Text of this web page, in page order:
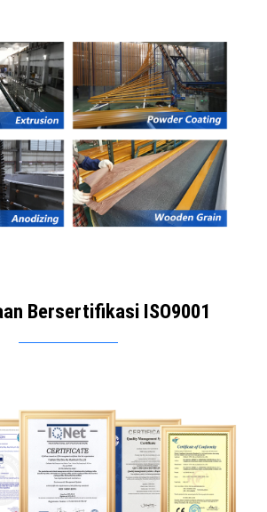
Bersertifikasi ISO9001